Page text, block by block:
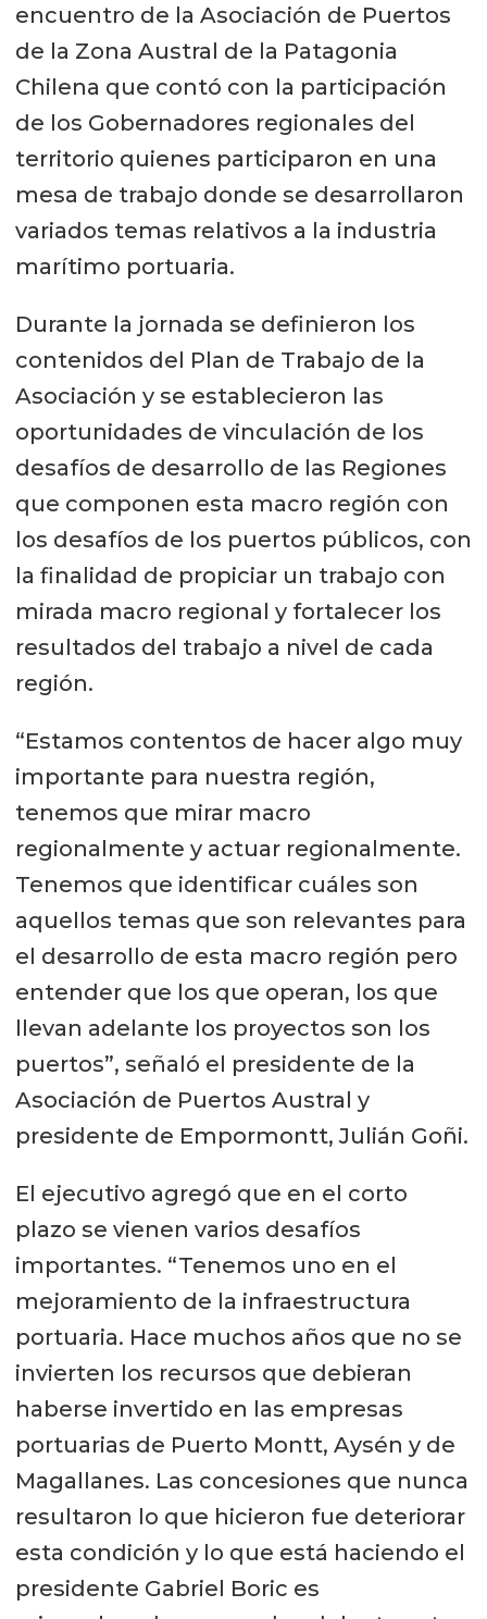
encuentro de la Asociación de Puertos
de la Zona Austral de la Patagonia
Chilena que contó con la participación
de los Gobernadores regionales del
territorio quienes participaron en una
mesa de trabajo donde se desarrollaron
variados temas relativos a la industria
marítimo portuaria.
Durante la jornada se definieron los
contenidos del Plan de Trabajo de la
Asociación y se establecieron las
oportunidades de vinculación de los
desafíos de desarrollo de las Regiones
que componen esta macro región con
los desafíos de los puertos públicos, con
la finalidad de propiciar un trabajo con
mirada macro regional y fortalecer los
resultados del trabajo a nivel de cada
región.
“Estamos contentos de hacer algo muy
importante para nuestra región,
tenemos que mirar macro
regionalmente y actuar regionalmente.
Tenemos que identificar cuáles son
aquellos temas que son relevantes para
el desarrollo de esta macro región pero
entender que los que operan, los que
llevan adelante los proyectos son los
puertos”, señaló el presidente de la
Asociación de Puertos Austral y
presidente de Empormontt, Julián Goñi.
El ejecutivo agregó que en el corto
plazo se vienen varios desafíos
importantes. “Tenemos uno en el
mejoramiento de la infraestructura
portuaria. Hace muchos años que no se
invierten los recursos que debieran
haberse invertido en las empresas
portuarias de Puerto Montt, Aysén y de
Magallanes. Las concesiones que nunca
resultaron lo que hicieron fue deteriorar
esta condición y lo que está haciendo el
presidente Gabriel Boric es